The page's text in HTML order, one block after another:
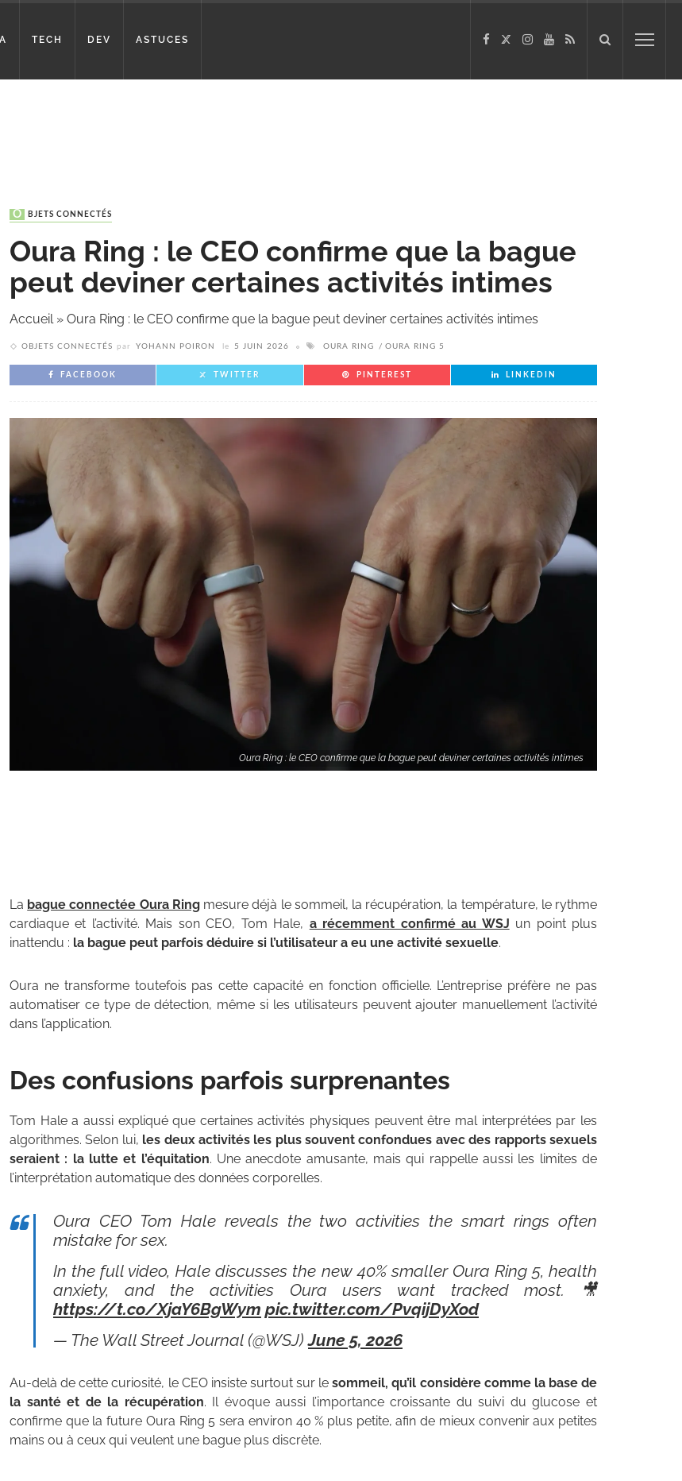
IA TECH DEV ASTUCES
OBJETS CONNECTÉS
Oura Ring : le CEO confirme que la bague
peut deviner certaines activités intimes
Accueil» Oura Ring : le CEO confirme que la bague peut deviner certaines activités intimes
OBJETS CONNECTÉS par YOHANN POIRON le 5 JUIN 2026 OURA RING OURA RING 5
FACEBOOK TWITTER PINTEREST LINKEDIN
Oura Ring : le CEO confirme que la bague peut deviner certaines activités intimes
La bague connectée Oura Ringmesure déjà le sommeil, la récupération, la température, le rythme
cardiaque et l’activité. Mais son CEO, Tom Hale, a récemment confirmé au WSJ un point plus
inattendu : la bague peut parfois déduire si l’utilisateur a eu une activité sexuelle.
Oura ne transforme toutefois pas cette capacité en fonction officielle. L’entreprise préfère ne pas
automatiser ce type de détection, même si les utilisateurs peuvent ajouter manuellement l’activité
dans l’application.
Des confusions parfois surprenantes
Tom Hale a aussi expliqué que certaines activités physiques peuvent être mal interprétées par les
algorithmes. Selon lui, les deux activités les plus souvent confondues avec des rapports sexuels
seraient : la lutte et l’équitation. Une anecdote amusante, mais qui rappelle aussi les limites de
l’interprétation automatique des données corporelles.
Oura CEO Tom Hale reveals the two activities the smart rings often
mistake for sex.
In the full video, Hale discusses the new 40% smaller Oura Ring 5, health
anxiety, and the activities Oura users want tracked most. 🎥
https://t.co/XjaY6BgWym pic.twitter.com/PvqijDyXod
— The Wall Street Journal (@WSJ)June 5, 2026
Au-delà de cette curiosité, le CEO insiste surtout sur lesommeil, qu’il considère comme la base de
la santé et de la récupération. Il évoque aussi l’importance croissante du suivi du glucose et
confirme que la future Oura Ring 5 sera environ 40 % plus petite, afin de mieux convenir aux petites
mains ou à ceux qui veulent une bague plus discrète.